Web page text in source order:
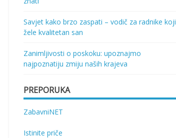
Savjet kako brzo zaspati – vodič za radnike koji
žele kvalitetan san
Zanimljivosti o poskoku: upoznajmo
najpoznatiju zmiju naših krajeva
PREPORUKA
ZabavniNET
Istinite priče